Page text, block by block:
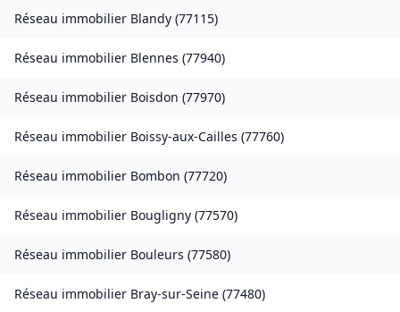
Réseau immobilier Blandy (77115)
Réseau immobilier Blennes (77940)
Réseau immobilier Boisdon (77970)
Réseau immobilier Boissy-aux-Cailles (77760)
Réseau immobilier Bombon (77720)
Réseau immobilier Bougligny (77570)
Réseau immobilier Bouleurs (77580)
Réseau immobilier Bray-sur-Seine (77480)